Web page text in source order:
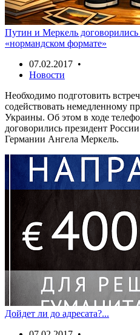
Путин и Меркель договорились
«нормандском формате»
07.02.2017 •
Новости
Необходимо подготовить
содействовать немедленному
Украины. Об этом в ходе
договорились президент
Германии Ангела Меркель.
Дойдет ли до адресата?...